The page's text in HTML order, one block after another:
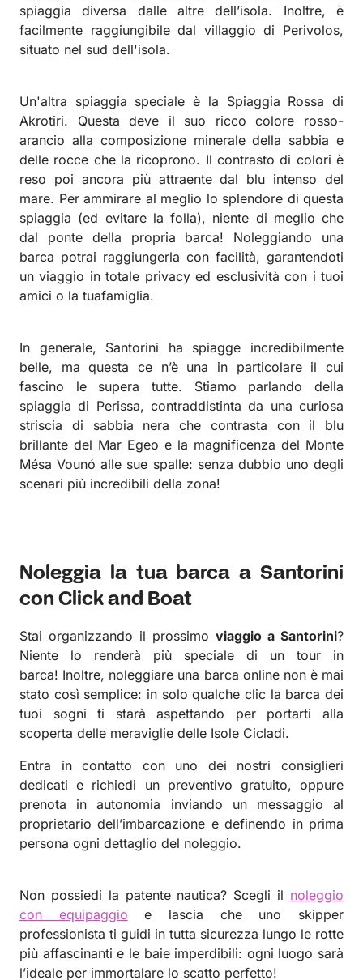
spiaggia diversa dalle altre dell’isola. Inoltre, è
facilmente raggiungibile dal villaggio di Perivolos,
situato nel sud dell'isola.
Un'altra spiaggia speciale è la Spiaggia Rossa di
Akrotiri. Questa deve il suo ricco colore rosso-
arancio alla composizione minerale della sabbia e
delle rocce che la ricoprono. Il contrasto di colori è
reso poi ancora più attraente dal blu intenso del
mare. Per ammirare al meglio lo splendore di questa
spiaggia (ed evitare la folla), niente di meglio che
dal ponte della propria barca! Noleggiando una
barca potrai raggiungerla con facilità, garantendoti
un viaggio in totale privacy ed esclusività con i tuoi
amici o la tuafamiglia.
In generale, Santorini ha spiagge incredibilmente
belle, ma questa ce n’è una in particolare il cui
fascino le supera tutte. Stiamo parlando della
spiaggia di Perissa, contraddistinta da una curiosa
striscia di sabbia nera che contrasta con il blu
brillante del Mar Egeo e la magnificenza del Monte
Mésa Vounó alle sue spalle: senza dubbio uno degli
scenari più incredibili della zona!
Noleggia la tua barca a Santorini
con Click and Boat
Stai organizzando il prossimo viaggio a Santorini?
Niente lo renderà più speciale di un tour in
barca! Inoltre, noleggiare una barca online non è mai
stato così semplice: in solo qualche clic la barca dei
tuoi sogni ti starà aspettando per portarti alla
scoperta delle meraviglie delle Isole Cicladi.
Entra in contatto con uno dei nostri consiglieri
dedicati e richiedi un preventivo gratuito, oppure
prenota in autonomia inviando un messaggio al
proprietario dell’imbarcazione e definendo in prima
persona ogni dettaglio del noleggio.
Non possiedi la patente nautica? Scegli il noleggio
con equipaggio e lascia che uno skipper
professionista ti guidi in tutta sicurezza lungo le rotte
più affascinanti e le baie imperdibili: ogni luogo sarà
l’ideale per immortalare lo scatto perfetto!